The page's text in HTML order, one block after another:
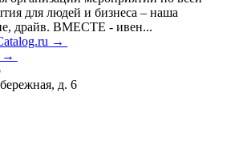
для людей и бизнеса – наша
драйв. ВМЕСТЕ - ивен...
→
→
д. 6